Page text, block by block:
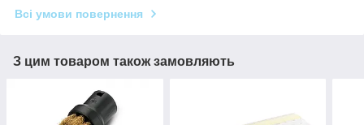
Всі умови повернення
З цим товаром також замовляють